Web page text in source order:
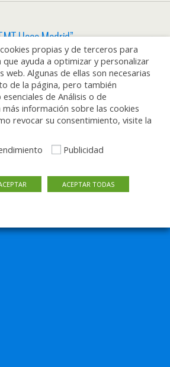
Hace Madrid”
Volver arriba
propias y de terceros para
ayuda a optimizar y personalizar
web. Algunas de ellas son necesarias
de la página, pero también
de Análisis o de
información sobre las cookies
revocar su consentimiento, visite la
Publicidad
ACEPTAR TODAS